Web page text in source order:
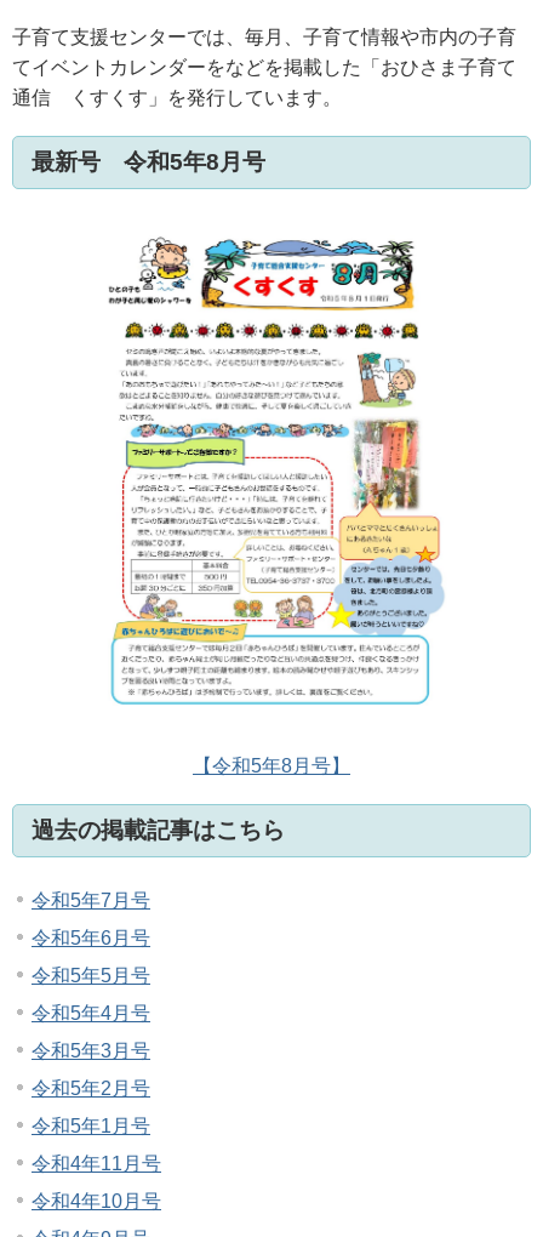
子育て支援センターでは、毎月、子育て情報や市内の子育
てイベントカレンダーをなどを掲載した「おひさま子育て
通信 くすくす」を発行しています。
最新号 令和5年8月号
【令和5年8月号】
過去の掲載記事はこちら
令和5年7月号
令和5年6月号
令和5年5月号
令和5年4月号
令和5年3月号
令和5年2月号
令和5年1月号
令和4年11月号
令和4年10月号